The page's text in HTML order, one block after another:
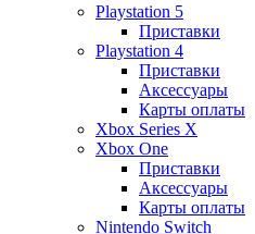
Playstation 5
Приставки
Playstation 4
Приставки
Аксессуары
Карты оплаты
Xbox Series X
Xbox One
Приставки
Аксессуары
Карты оплаты
Nintendo Switch